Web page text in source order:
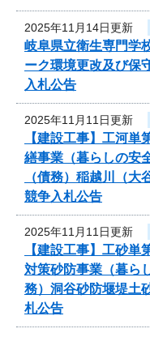
2025年11月14日更新
岐阜県立衛生専門学
ーク環境更改及び保
入札公告
2025年11月11日更新
【建設工事】工河
繕事業（暮らしの安
（債務）稲越川（
競争入札公告
2025年11月11日更新
【建設工事】工砂
対策砂防事業（暮ら
務）洞谷砂防堰堤土
札公告